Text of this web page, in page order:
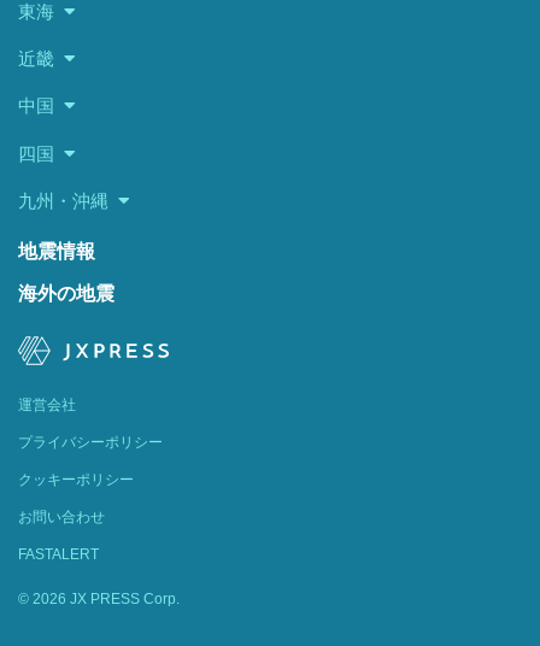
東海
近畿
中国
四国
九州・沖縄
地震情報
海外の地震
運営会社
プライバシーポリシー
クッキーポリシー
お問い合わせ
FASTALERT
© 2026 JX PRESS Corp.